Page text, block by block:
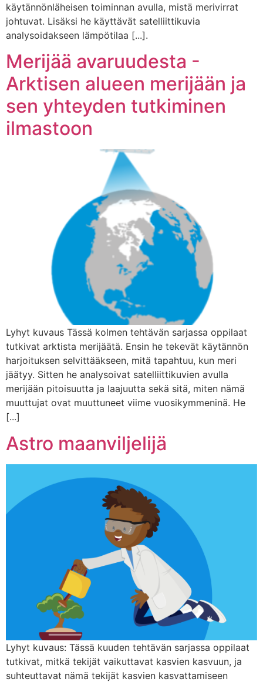
käytännönläheisen toiminnan avulla, mistä merivirrat
johtuvat. Lisäksi he käyttävät satelliittikuvia
analysoidakseen lämpötilaa [...].
Merijää avaruudesta -
Arktisen alueen merijään ja
sen yhteyden tutkiminen
ilmastoon
Lyhyt kuvaus Tässä kolmen tehtävän sarjassa oppilaat
tutkivat arktista merijäätä. Ensin he tekevät käytännön
harjoituksen selvittääkseen, mitä tapahtuu, kun meri
jäätyy. Sitten he analysoivat satelliittikuvien avulla
merijään pitoisuutta ja laajuutta sekä sitä, miten nämä
muuttujat ovat muuttuneet viime vuosikymmeninä. He
[...]
Astro maanviljelijä
Lyhyt kuvaus: Tässä kuuden tehtävän sarjassa oppilaat
tutkivat, mitkä tekijät vaikuttavat kasvien kasvuun, ja
suhteuttavat nämä tekijät kasvien kasvattamiseen